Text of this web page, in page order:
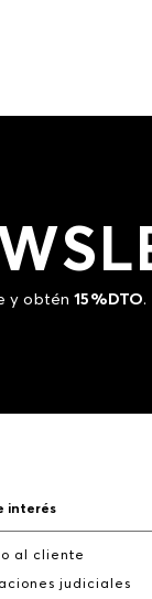
y obtén15%DTO.
interés
al cliente
judiciales